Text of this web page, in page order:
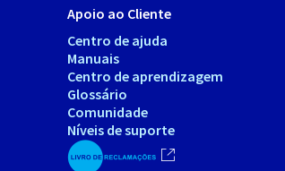
Apoio ao Cliente
Centro de ajuda
Manuais
Centro de aprendizagem
Glossário
Comunidade
Níveis de suporte